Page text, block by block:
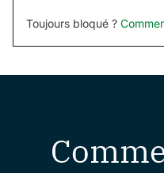
Toujours bloqué ?